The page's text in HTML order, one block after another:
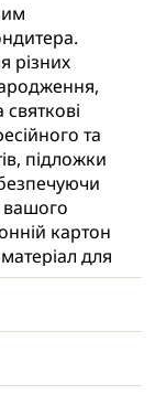
різних
та
підложки
вашого
картон
для
жиру і
з іншої.